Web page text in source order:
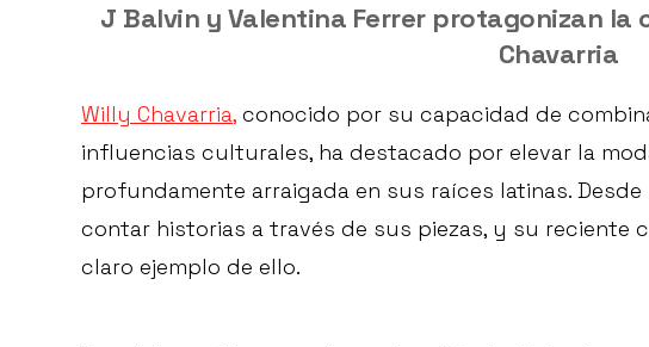
J Balvin y Valentina Ferrer protagonizan la
Chavarria
Willy Chavarria, conocido por su capacidad de
influencias culturales, ha destacado por elevar la
profundamente arraigada en sus raíces latinas.
contar historias a través de sus piezas, y su reciente
claro ejemplo de ello.